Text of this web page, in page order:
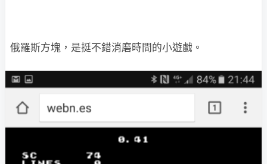
俄羅斯方塊，是挺不錯消磨時間的小遊戲。